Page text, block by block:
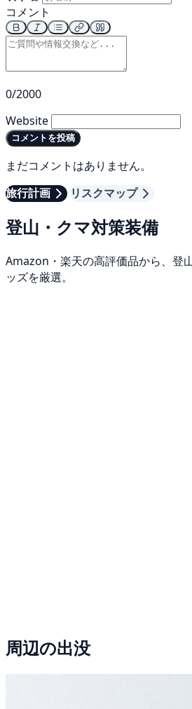
コメント
0/2000
Website
コメントを投稿
まだコメントはありません。
旅行計画
リスクマップ
登山・クマ対策装備
Amazon・楽天の高評価品から、登
ッズを厳選。
周辺の出没